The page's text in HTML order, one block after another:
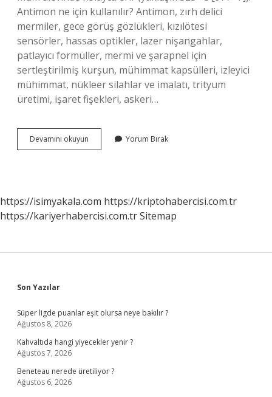
Antimon ne için kullanılır? Antimon, zırh delici
mermiler, gece görüş gözlükleri, kızılötesi
sensörler, hassas optikler, lazer nişangahlar,
patlayıcı formüller, mermi ve şarapnel için
sertleştirilmiş kurşun, mühimmat kapsülleri, izleyici
mühimmat, nükleer silahlar ve imalatı, trityum
üretimi, işaret fişekleri, askeri…
Devamını okuyun Antimon
Sülfür
Yorum Bırak
https://isimyakala.com https://kriptohabercisi.com.tr
https://kariyerhabercisi.com.trSitemap
Sidebar
Son Yazılar
Süper ligde puanlar eşit olursa neye bakılır ?
Ağustos 8, 2026
Kahvaltıda hangi yiyecekler yenir ?
Ağustos 7, 2026
Beneteau nerede üretiliyor ?
Ağustos 6, 2026